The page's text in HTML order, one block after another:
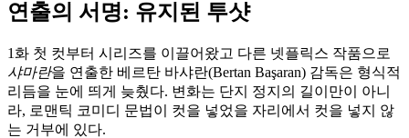
연출의 서명: 유지된 투샷
1화 첫 컷부터 시리즈를 이끌어왔고 다른 넷플릭스 작품으로
샤마란을 연출한 베르탄 바샤란(Bertan Başaran) 감독은 형식적
리듬을 눈에 띄게 늦췄다. 변화는 단지 정지의 길이만이 아니
라, 로맨틱 코미디 문법이 컷을 넣었을 자리에서 컷을 넣지 않
는 거부에 있다.